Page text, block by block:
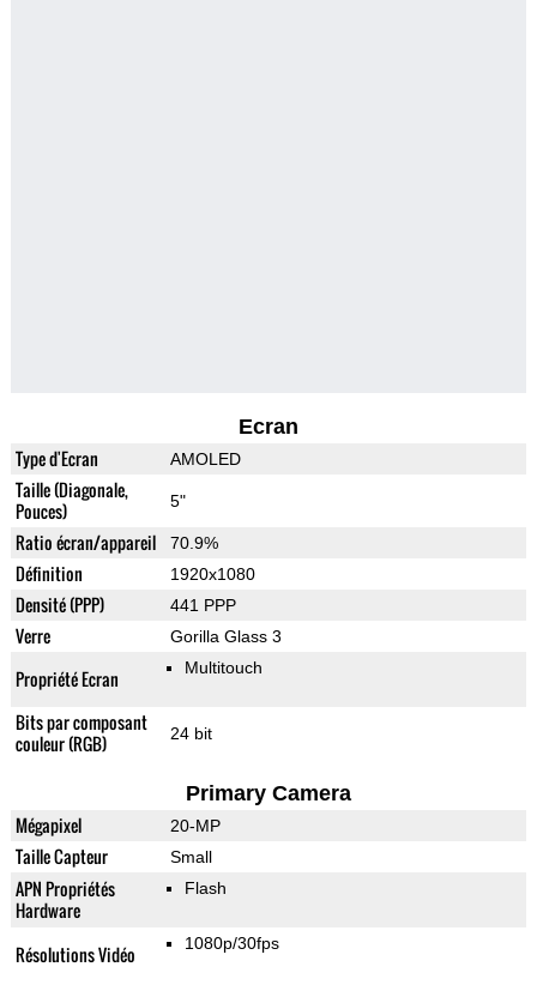
Ecran
Type d'Ecran AMOLED
Taille (Diagonale,
Pouces)
5"
Ratio écran/appareil 70.9%
Définition 1920x1080
Densité (PPP) 441 PPP
Verre Gorilla Glass 3
Propriété Ecran Multitouch
Bits par composant
couleur (RGB)
24 bit
Primary Camera
Mégapixel 20-MP
Taille Capteur Small
APN Propriétés
Hardware
Flash
Résolutions Vidéo 1080p/30fps